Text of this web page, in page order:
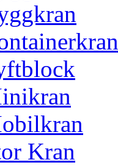
Kran